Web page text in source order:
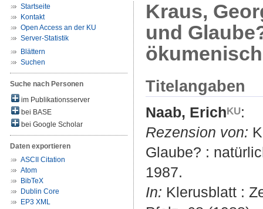
Startseite
Kontakt
Open Access an der KU
Server-Statistik
Blättern
Suchen
Suche nach Personen
im Publikationsserver
bei BASE
bei Google Scholar
Daten exportieren
ASCII Citation
Atom
BibTeX
Dublin Core
EP3 XML
Kraus,
und
Titelangaben
Naab, Erich
:
Rezension von:
Glaube? :
1987.
In: Klerusblatt :